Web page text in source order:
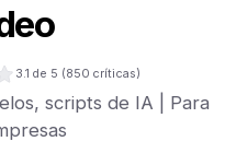
3.1 de 5 (850 críticas)
scripts de IA | Para